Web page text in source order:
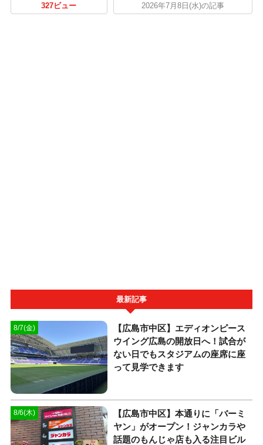
327ビュー 2026年7月8日(水)の記事
最新記事
8/7(金)
【広島市中区】エディオンピース
ウイング広島の開放日へ！試合が
ない日でもスタジアムの座席に座
って見学できます
8/6(木)
【広島市中区】本通りに「バーミ
ヤン」がオープン！ジャンカラや
話題のもんじゃ店も入る注目ビル